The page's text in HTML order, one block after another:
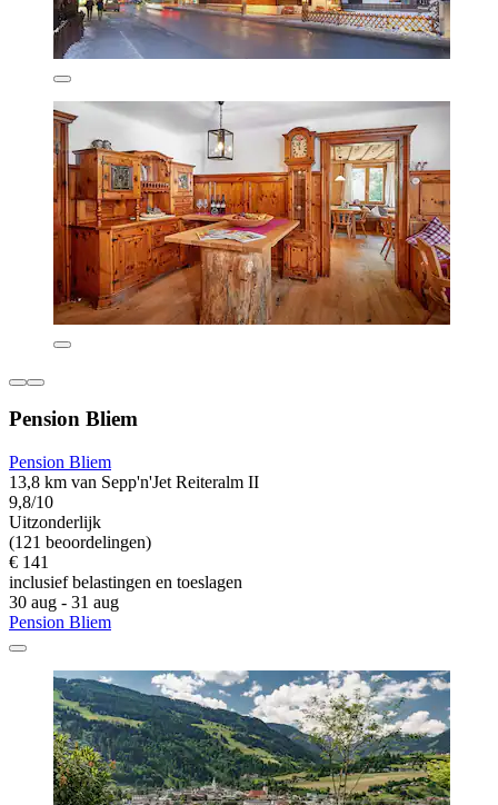
Pension Bliem
Pension Bliem
13,8 km van Sepp'n'Jet Reiteralm II
9,8/10
Uitzonderlijk
(121 beoordelingen)
€ 141
inclusief belastingen en toeslagen
30 aug - 31 aug
Pension Bliem